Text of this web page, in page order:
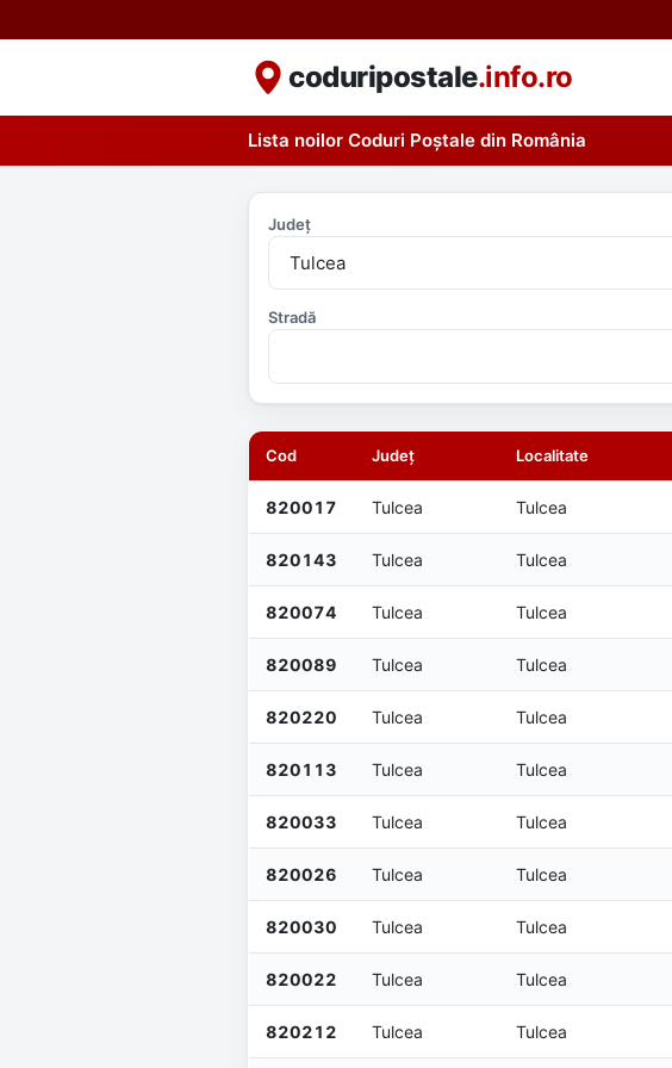
coduripostale.info.ro
Lista noilor Coduri Poștale din România
Județ
Stradă
Cod Județ Localitate
820017 Tulcea Tulcea
820143 Tulcea Tulcea
820074 Tulcea Tulcea
820089 Tulcea Tulcea
820220 Tulcea Tulcea
820113 Tulcea Tulcea
820033 Tulcea Tulcea
820026 Tulcea Tulcea
820030 Tulcea Tulcea
820022 Tulcea Tulcea
820212 Tulcea Tulcea